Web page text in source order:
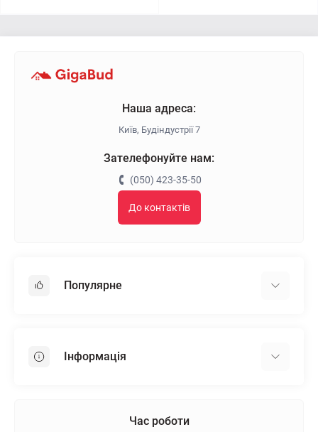
Наша адреса:
Київ, Будіндустрії 7
Зателефонуйте нам:
(050) 423-35-50
До контактів
Популярне
Пінопласт
Інформація
Час роботи